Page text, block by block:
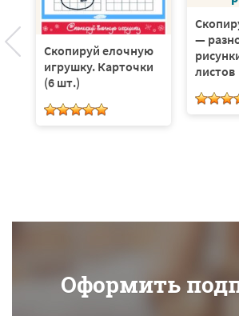
Скопируй елочную
игрушку. Карточки
(6 шт.)
—
листов
Оформить